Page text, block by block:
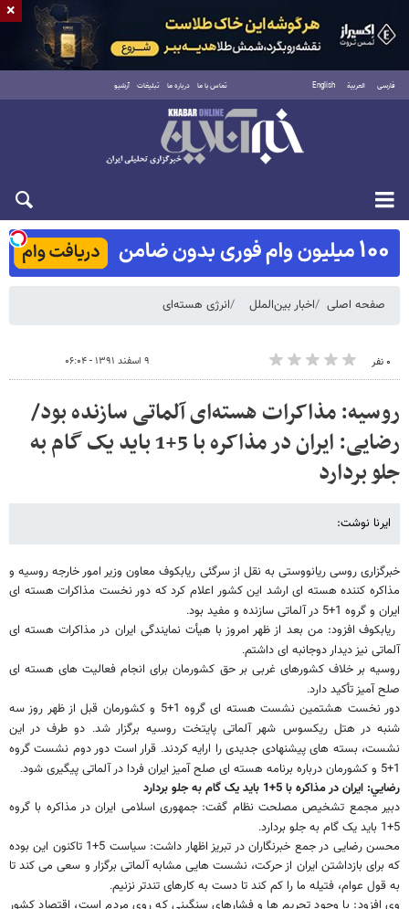
فارسی العربية English تماس با ما درباره ما تبلیغات آرشیو
شنبه ۱۷ مرداد ۱۴۰۵
صفحه اصلی اخبار بین‌الملل انرژی هسته‌ای
۰ نفر ۹ اسفند ۱۳۹۱ - ۰۶:۰۴
روسیه: مذاکرات هسته‌ای آلماتی سازنده بود/
رضایی: ایران در مذاکره با 5+1 باید یک گام به
جلو بردارد
ایرنا نوشت:
خبرگزاری روسی ریانووستی به نقل از سرگئی ریابکوف معاون وزیر امور خارجه روسیه و
مذاکره کننده هسته ای ارشد این کشور اعلام کرد که دور نخست مذاکرات هسته ای
ایران و گروه 1+5 در آلماتی سازنده و مفید بود
.
ریابکوف افزود: من بعد از ظهر امروز با هیأت نمایندگی ایران در مذاکرات هسته ای
آلماتی نیز دیدار دوجانبه ای داشتم.
روسیه بر خلاف کشورهای غربی بر حق کشورمان برای انجام فعالیت های هسته ای
صلح آمیز تأکید دارد.
دور نخست هشتمین نشست هسته ای گروه 1+5 و کشورمان قبل از ظهر روز سه
شنبه در هتل ریکسوس شهر آلماتی پایتخت روسیه برگزار شد.
دو طرف در این
نشست، بسته های پیشنهادی جدیدی را ارایه کردند. قرار است دور دوم نشست گروه
1+5 و کشورمان درباره برنامه هسته ای صلح آمیز ایران فردا در آلماتی پیگیری شود
.
رضايي: ایران در مذاکره با 5+1 باید یک گام به جلو بردارد
دبیر مجمع تشخیص مصلحت نظام گفت: جمهوری اسلامی ایران در مذاکره با گروه
5+1 باید یک گام به جلو بردارد
.
محسن رضایی در جمع خبرنگاران در تبریز اظهار داشت: سیاست 5+1 تاکنون این بوده
که برای بازداشتن ایران از حرکت، نشست هایی مشابه آلماتی برگزار و سعی می کند تا
به قول عوام، فتیله ما را کم کند تا دست به کارهای تندتر نزنیم.
×